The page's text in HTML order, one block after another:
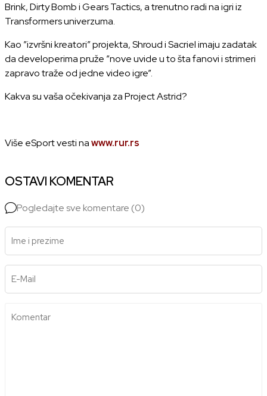
Brink, Dirty Bomb i Gears Tactics, a trenutno radi na igri iz
Transformers univerzuma.
Kao ”izvršni kreatori” projekta, Shroud i Sacriel imaju zadatak
da developerima pruže ”nove uvide u to šta fanovi i strimeri
zapravo traže od jedne video igre”.
Kakva su vaša očekivanja za Project Astrid?
Više eSport vesti nawww.rur.rs
OSTAVI KOMENTAR
Pogledajte sve komentare (0)
Ime i prezime
E-Mail
Komentar